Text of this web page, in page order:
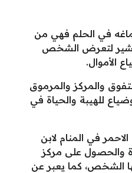
في الحلم فهي من
تشير لتعرض الشخص
الأموال.
والمركز والمرموق
للهيبة والحياة في
في المنام لابن
والحصول على مركز
الشخص، كما يعبر عن